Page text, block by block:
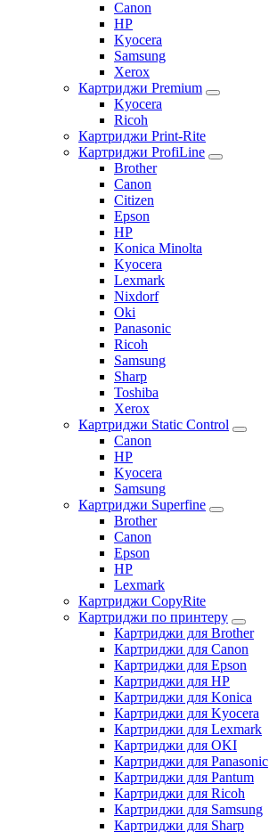
Canon
HP
Kyocera
Samsung
Xerox
Картриджи Premium
Kyocera
Ricoh
Картриджи Print-Rite
Картриджи ProfiLine
Brother
Canon
Citizen
Epson
HP
Konica Minolta
Kyocera
Lexmark
Nixdorf
Oki
Panasonic
Ricoh
Samsung
Sharp
Toshiba
Xerox
Картриджи Static Control
Canon
HP
Kyocera
Samsung
Картриджи Superfine
Brother
Canon
Epson
HP
Lexmark
Картриджи CopyRite
Картриджи по принтеру
Картриджи для Brother
Картриджи для Canon
Картриджи для Epson
Картриджи для HP
Картриджи для Konica
Картриджи для Kyocera
Картриджи для Lexmark
Картриджи для OKI
Картриджи для Panasonic
Картриджи для Pantum
Картриджи для Ricoh
Картриджи для Samsung
Картриджи для Sharp